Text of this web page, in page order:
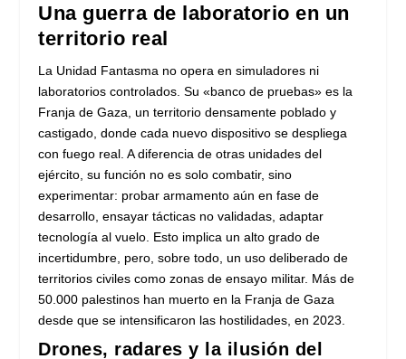
Una guerra de laboratorio en un
territorio real
La Unidad Fantasma no opera en simuladores ni
laboratorios controlados. Su «banco de pruebas» es la
Franja de Gaza, un territorio densamente poblado y
castigado, donde cada nuevo dispositivo se despliega
con fuego real. A diferencia de otras unidades del
ejército, su función no es solo combatir, sino
experimentar: probar armamento aún en fase de
desarrollo, ensayar tácticas no validadas, adaptar
tecnología al vuelo. Esto implica un alto grado de
incertidumbre, pero, sobre todo, un uso deliberado de
territorios civiles como zonas de ensayo militar. Más de
50.000 palestinos han muerto en la Franja de Gaza
desde que se intensificaron las hostilidades, en 2023.
Drones, radares y la ilusión del